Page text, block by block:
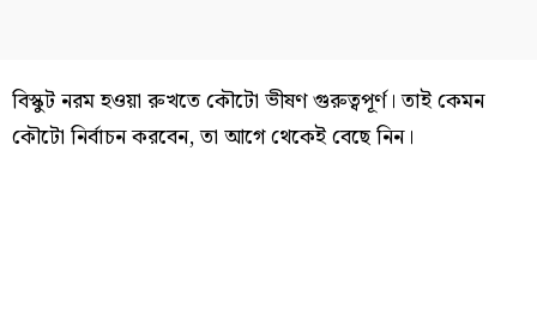
বিস্কুট নরম হওয়া রুখতে কৌটো ভীষণ গুরুত্বপূর্ণ। তাই কেমন
কৌটো নির্বাচন করবেন, তা আগে থেকেই বেছে নিন।